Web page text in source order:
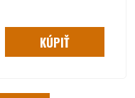
KÚPIŤ